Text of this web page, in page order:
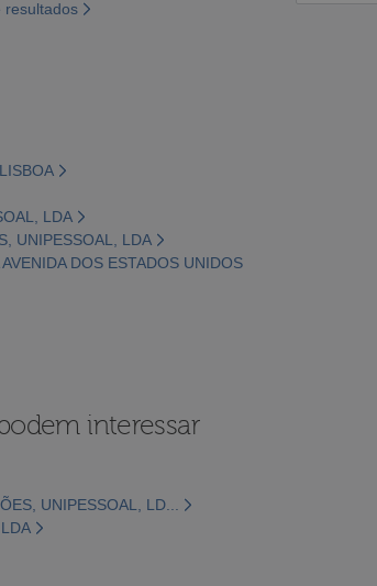
resultados
LDA
UNIPESSOAL, LDA
DOS ESTADOS UNIDOS
interessar
UNIPESSOAL, LD...